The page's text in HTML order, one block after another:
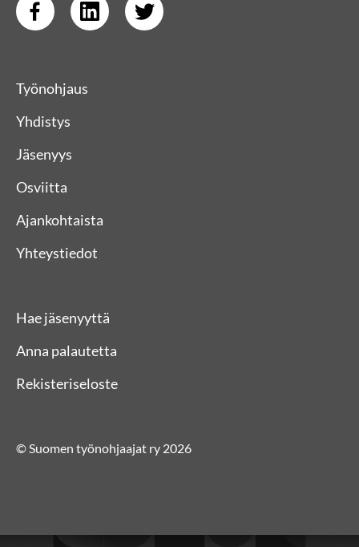
Työnohjaus
Yhdistys
Jäsenyys
Osviitta
Ajankohtaista
Yhteystiedot
Hae jäsenyyttä
Anna palautetta
Rekisteriseloste
© Suomen työnohjaajat ry 2026